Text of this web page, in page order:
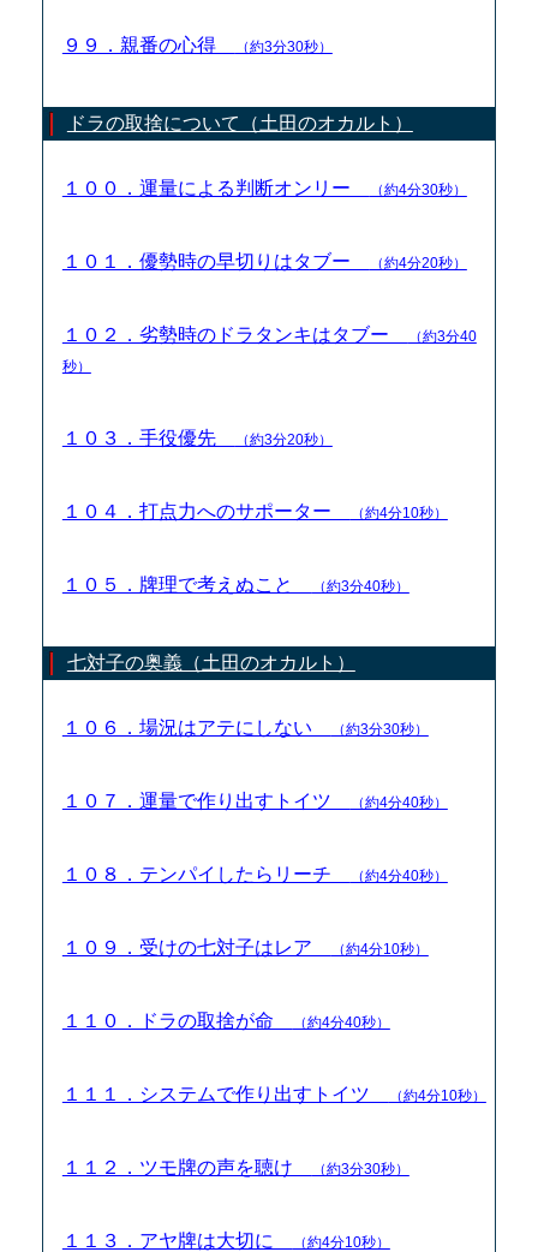
９９．親番の心得 （約3分30秒）
ドラの取捨について（土田のオカルト）
１００．運量による判断オンリー （約4分30秒）
１０１．優勢時の早切りはタブー （約4分20秒）
１０２．劣勢時のドラタンキはタブー
（約3分40
秒）
１０３．手役優先 （約3分20秒）
１０４．打点力へのサポーター （約4分10秒）
１０５．牌理で考えぬこと （約3分40秒）
七対子の奥義（土田のオカルト）
１０６．場況はアテにしない （約3分30秒）
１０７．運量で作り出すトイツ （約4分40秒）
１０８．テンパイしたらリーチ （約4分40秒）
１０９．受けの七対子はレア （約4分10秒）
１１０．ドラの取捨が命 （約4分40秒）
１１１．システムで作り出すトイツ （約4分10秒）
１１２．ツモ牌の声を聴け （約3分30秒）
１１３．アヤ牌は大切に （約4分10秒）